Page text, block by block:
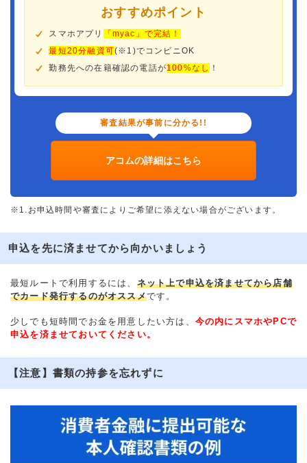
おすすめポイント
スマホアプリ
「myac」で完結！
最短20分融資可(※1)でコンビニOK
勤務先への在籍確認の電話が100%なし ！
審査結果が事前に分かる!!
アコムの詳細はこちら
※1.お申込時間や審査によりご希望に添えない場合がございます。
申込を先に済ませてから向かいましょう
最短ルートで利用するには、 ネット上で申込を済ませてから店舗
でカード発行するのがオススメです。
少しでも短時間でお金を用意したい方は、 今の内にスマホやPCで
申込を済ませておいてください。
【注意】書類の持参を忘れずに